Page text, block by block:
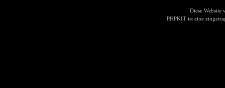
Diese Website
PHPKIT ist eine